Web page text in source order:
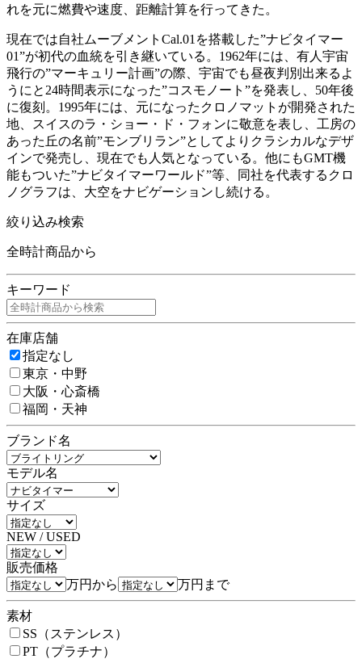
れを元に燃費や速度、距離計算を行ってきた。
現在では自社ムーブメントCal.01を搭載した”ナビタイマー
01”が初代の血統を引き継いている。1962年には、有人宇宙
飛行の”マーキュリー計画”の際、宇宙でも昼夜判別出来るよ
うにと24時間表示になった”コスモノート”を発表し、50年後
に復刻。1995年には、元になったクロノマットが開発された
地、スイスのラ・ショー・ド・フォンに敬意を表し、工房の
あった丘の名前”モンブリラン”としてよりクラシカルなデザ
インで発売し、現在でも人気となっている。他にもGMT機
能もついた”ナビタイマーワールド”等、同社を代表するクロ
ノグラフは、大空をナビゲーションし続ける。
絞り込み検索
全時計商品から
キーワード
在庫店舗
指定なし
東京・中野
大阪・心斎橋
福岡・天神
ブランド名
モデル名
サイズ
NEW / USED
販売価格
万円から
万円まで
素材
SS（ステンレス）
PT（プラチナ）